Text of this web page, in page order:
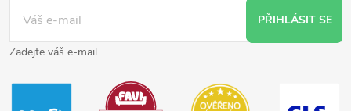
PŘIHLÁSIT SE
Zadejte váš e-mail.